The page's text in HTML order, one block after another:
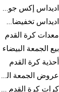
اديداس إكس جود بيلينغهام
اديداس تخفيضات للأطفال
معدات كرة القدم
بيع الجمعة البيضاء
أحذية كرة القدم
عروض الجمعة البيضاء للرجال
كرات كرة القدم للرجال